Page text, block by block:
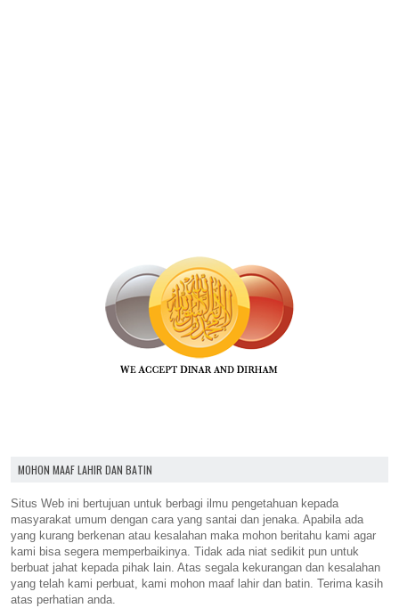
MOHON MAAF LAHIR DAN BATIN
Situs Web ini bertujuan untuk berbagi ilmu pengetahuan kepada
masyarakat umum dengan cara yang santai dan jenaka. Apabila ada
yang kurang berkenan atau kesalahan maka mohon beritahu kami agar
kami bisa segera memperbaikinya. Tidak ada niat sedikit pun untuk
berbuat jahat kepada pihak lain. Atas segala kekurangan dan kesalahan
yang telah kami perbuat, kami mohon maaf lahir dan batin. Terima kasih
atas perhatian anda.